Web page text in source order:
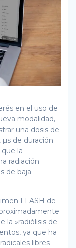
en el uso de
modalidad,
una dosis de
µs de duración
la
radiación
de baja
FLASH de
la »radiólisis de
ya que ha
libres